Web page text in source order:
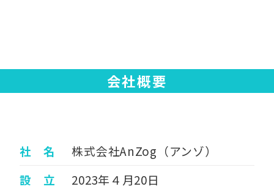
会社概要
社 名
株式会社AnZog（アンゾ）
設 立
2023年４月20日